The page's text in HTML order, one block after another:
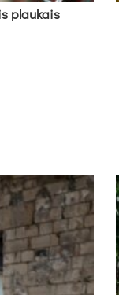
plau­kais